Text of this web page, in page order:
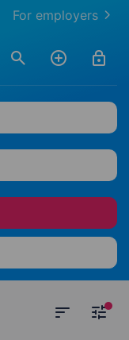
For employers